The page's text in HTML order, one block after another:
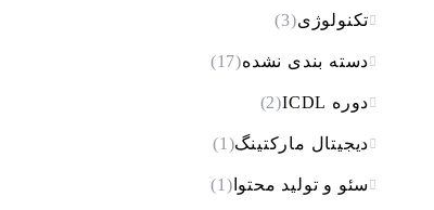
تکنولوژی(3)
دسته بندی نشده(17)
دوره ICDL (2)
دیجیتال مارکتینگ(1)
سئو و تولید محتوا (1)